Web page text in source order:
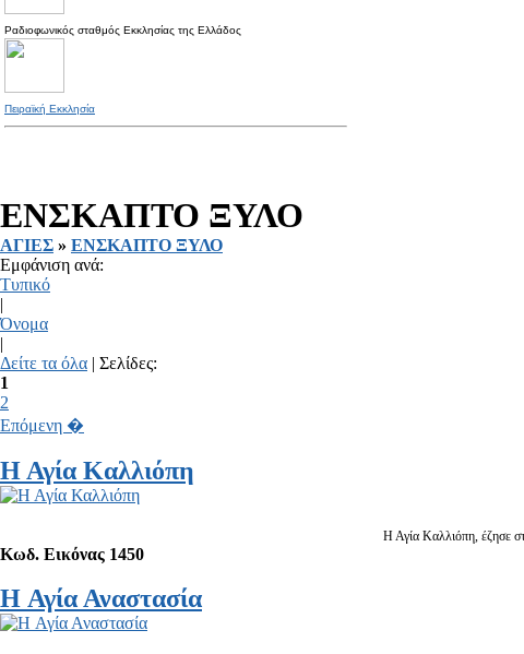
Ραδιοφωνικός σταθμός Εκκλησίας της Ελλάδος
Πειραϊκή Εκκλησία
ΕΝΣΚΑΠΤΟ ΞΥΛΟ
ΑΓΙΕΣ » ΕΝΣΚΑΠΤΟ ΞΥΛΟ
Εμφάνιση ανά:
Τυπικό
|
Όνομα
|
Δείτε τα όλα | Σελίδες:
1
2
Επόμενη �
Η Αγία Καλλιόπη
Η Αγία Καλλιόπη, έζησε
Κωδ. Εικόνας 1450
H Αγία Αναστασία